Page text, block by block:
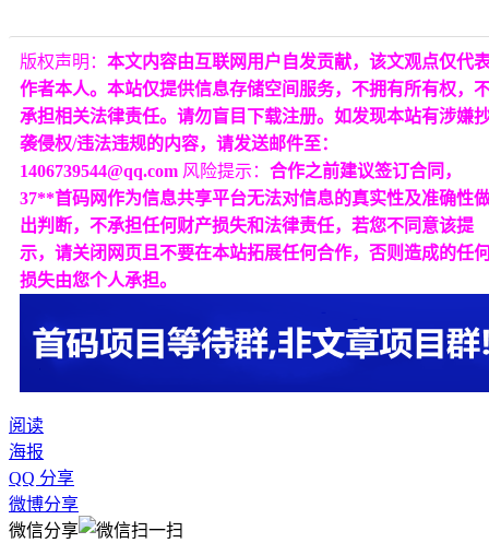
版权声明： 本文内容由互联网用户自发贡献，该文观点仅代
作者本人。本站仅提供信息存储空间服务，不拥有所有权，
承担相关法律责任。请勿盲目下载注册。如发现本站有涉嫌
袭侵权/违法违规的内容，请发送邮件至：
1406739544@qq.com 风险提示： 合作之前建议签订合同，
37**首码网作为信息共享平台无法对信息的真实性及准确性
出判断，不承担任何财产损失和法律责任，若您不同意该提
示，请关闭网页且不要在本站拓展任何合作，否则造成的任
损失由您个人承担。
阅读
海报
QQ 分享
微博分享
微信分享